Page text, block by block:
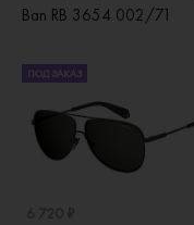
Ban RB 3654 002/71
ПОД ЗАКАЗ